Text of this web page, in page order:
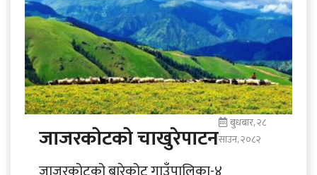
जाजरकोटको चाखुरेपाटन
बुधबार, २८
साउन, २०८२